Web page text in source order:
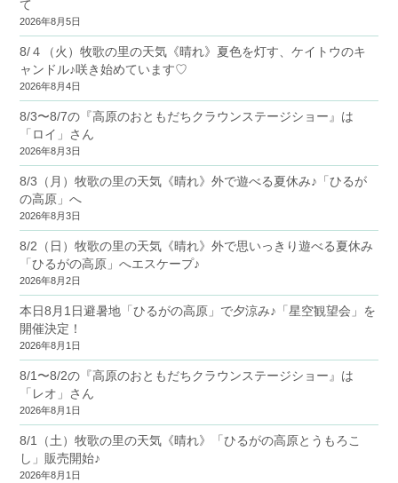
て
2026年8月5日
8/４（火）牧歌の里の天気《晴れ》夏色を灯す、ケイトウのキ
ャンドル♪咲き始めています♡
2026年8月4日
8/3〜8/7の『高原のおともだちクラウンステージショー』は
「ロイ」さん
2026年8月3日
8/3（月）牧歌の里の天気《晴れ》外で遊べる夏休み♪「ひるが
の高原」へ
2026年8月3日
8/2（日）牧歌の里の天気《晴れ》外で思いっきり遊べる夏休み
「ひるがの高原」へエスケープ♪
2026年8月2日
本日8月1日避暑地「ひるがの高原」で夕涼み♪「星空観望会」を
開催決定！
2026年8月1日
8/1〜8/2の『高原のおともだちクラウンステージショー』は
「レオ」さん
2026年8月1日
8/1（土）牧歌の里の天気《晴れ》「ひるがの高原とうもろこ
し」販売開始♪
2026年8月1日